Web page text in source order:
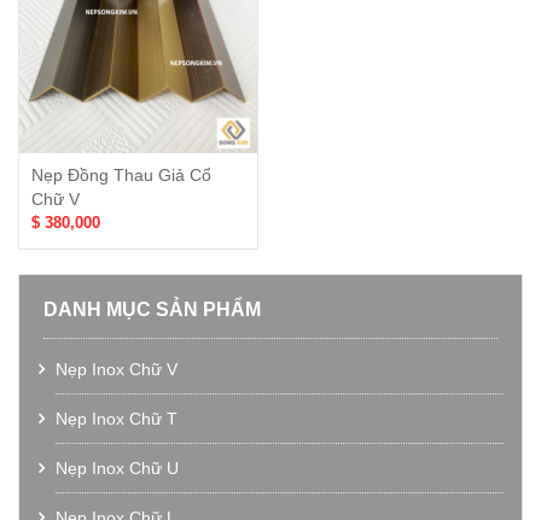
Nẹp Đồng Thau Giả Cổ
Chữ V
$ 380,000
DANH MỤC SẢN PHẨM
Nẹp Inox Chữ V
Nẹp Inox Chữ T
Nẹp Inox Chữ U